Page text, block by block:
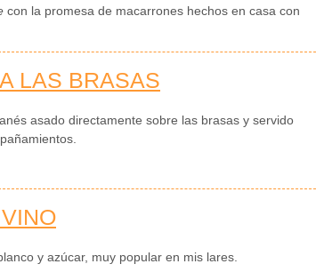
con la promesa de macarrones hechos en casa con
LAS BRASAS
asado directamente sobre las brasas y servido
y azúcar, muy popular en mis lares.